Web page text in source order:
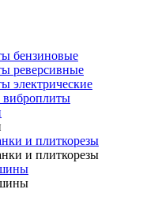
бензиновые
реверсивные
электрические
виброплиты
и плиткорезы
и плиткорезы